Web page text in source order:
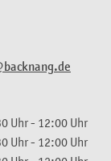
Uhr- 12:00 Uhr
Uhr- 12:00 Uhr